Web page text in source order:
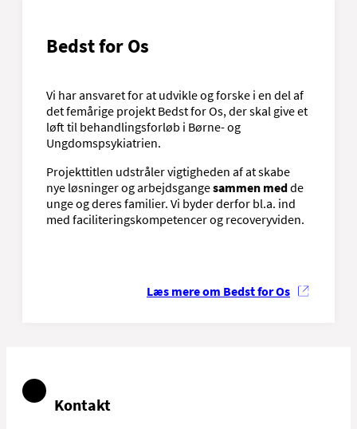
Bedst for Os
Vi har ansvaret for at udvikle og forske i en del af
det femårige projekt Bedst for Os, der skal give et
løft til behandlingsforløb i Børne- og
Ungdomspsykiatrien.
Projekttitlen udstråler vigtigheden af at skabe
nye løsninger og arbejdsgangesammen medde
unge og deres familier. Vi byder derfor bl.a. ind
med faciliteringskompetencer og recoveryviden.
Læs mere om Bedst for Os
Kontakt